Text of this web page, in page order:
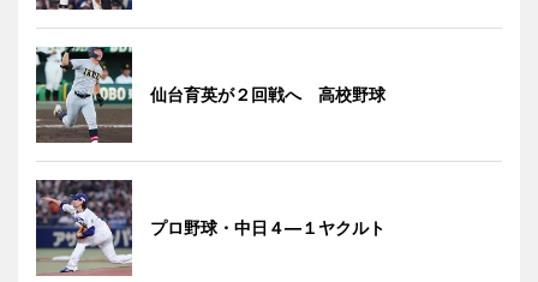
仙台育英が２回戦へ 高校野球
プロ野球・中日４―１ヤクルト